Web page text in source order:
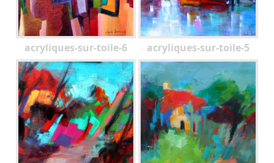
acryliques-sur-toile-6 acryliques-sur-toile-5